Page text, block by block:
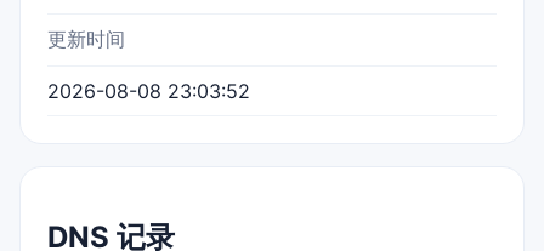
更新时间
2026-08-08 23:03:52
DNS 记录